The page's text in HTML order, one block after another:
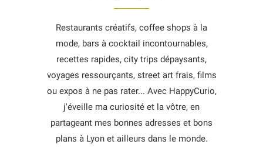
Restaurants créatifs, coffee shops à la
mode, bars à cocktail incontournables,
recettes rapides, city trips dépaysants,
voyages ressourçants, street art frais, films
ou expos à ne pas rater... Avec HappyCurio,
j'éveille ma curiosité et la vôtre, en
partageant mes bonnes adresses et bons
plans à Lyon et ailleurs dans le monde.